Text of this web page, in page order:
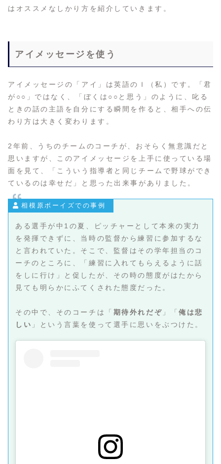
はオススメなしかり方を紹介していきます。
アイメッセージを使う
アイメッセージの「アイ」は英語のＩ（私）です。「君
が○○」ではなく、「ぼくは○○と思う」のように、叱る
ときの話の主語を自分にする瞬間を作ると、相手への伝
わり方は大きく変わります。
2年前、うちのチームのコーチが、おそらく無意識だと
思いますが、このアイメッセージを上手に使っている場
面を見て、「こういう指導者と同じチームで野球ができ
ているのは幸せだ」と思った出来事がありました。
相模原ボーイズでの事例
ある選手が中1の夏、ピッチャーとして本来の実力
を発揮できずに、当時の監督から練習に参加するな
と言われていた。そこで、監督はその学年担当のコ
ーチのところに、「練習に入れてもらえるように話
をしに行け」と促したが、その時の態度がはたから
見ても明らかにふてくされた態度だった。
その中で、そのコーチは「 期待外れだぞ 」「俺は悲
しい 」という言葉を使って選手に思いをぶつけた。